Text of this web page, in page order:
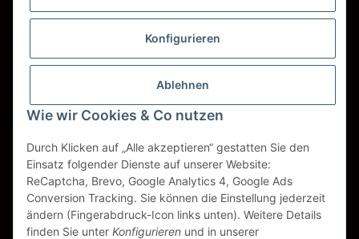
Konfigurieren
Ablehnen
Wie wir Cookies & Co nutzen
Durch Klicken auf „Alle akzeptieren“ gestatten Sie den
Einsatz folgender Dienste auf unserer Website:
ReCaptcha, Brevo, Google Analytics 4, Google Ads
Conversion Tracking. Sie können die Einstellung jederzeit
ändern (Fingerabdruck-Icon links unten). Weitere Details
finden Sie unter Konfigurieren und in unserer
Spedition BTG
Spedition Schenker
Vertrag widerrufen
* Alle Preise inkl. gesetzlicher USt., zzgl.Versand